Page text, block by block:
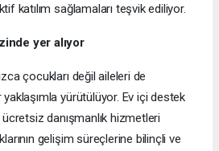
katılım sağlamaları teşvik ediliyor.
yer alıyor
çocukları değil aileleri de
yürütülüyor. Ev içi destek
danışmanlık hizmetleri
gelişim süreçlerine bilinçli ve